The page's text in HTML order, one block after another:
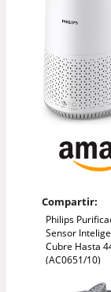
Compartir:
Philips
Sensor
Cubre Hasta
(AC0651/10)